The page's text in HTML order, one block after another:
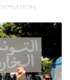
des
religieux à
des robes-
situation des